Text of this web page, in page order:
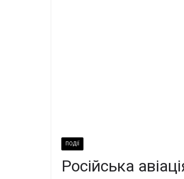
ПОДІЇ
Російська